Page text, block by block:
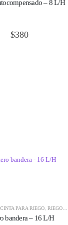
– 8 L/H
$380
PARA RIEGO RIEGO E HIDROPONÍA
bandera – 16 L/H